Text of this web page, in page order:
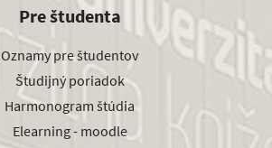
Pre študenta
Oznamy pre študentov
Študijný poriadok
Harmonogram štúdia
Elearning - moodle